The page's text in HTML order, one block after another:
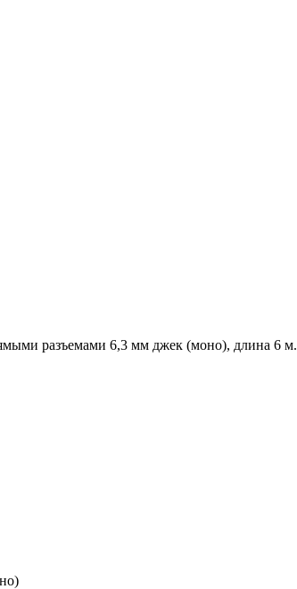
разъемами 6,3 мм джек (моно), длина 6 м.